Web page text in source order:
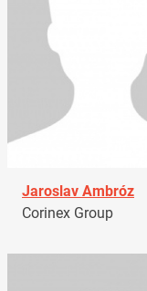
Jaroslav Ambróz
Corinex Group